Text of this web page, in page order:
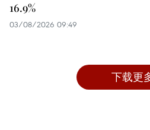
16.9%
03/08/2026 09:49
下载更